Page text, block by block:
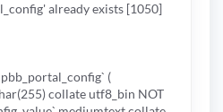
already exists [1050]
(
collate utf8_bin NOT